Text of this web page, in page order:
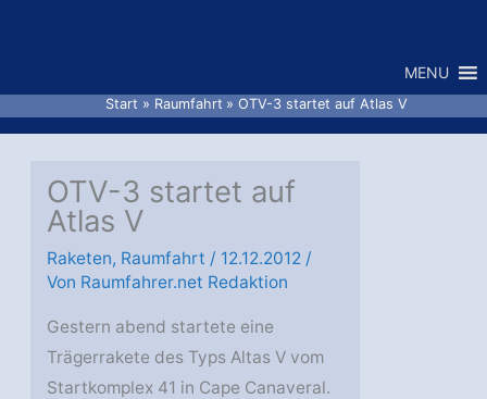
MENU
Start Raumfahrt OTV-3 startet auf Atlas V
OTV-3 startet auf
Atlas V
Raketen, Raumfahrt / 12.12.2012 /
Von Raumfahrer.net Redaktion
Gestern abend startete eine
Trägerrakete des Typs Altas V vom
Startkomplex 41 in Cape Canaveral.